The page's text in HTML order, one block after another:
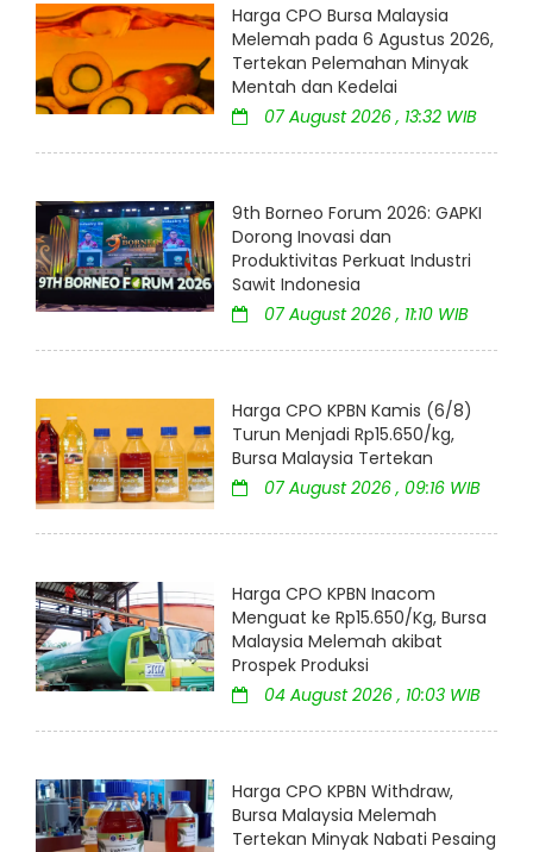
Harga CPO Bursa Malaysia
Melemah pada 6 Agustus 2026,
Tertekan Pelemahan Minyak
Mentah dan Kedelai
07 August 2026 , 13:32 WIB
9th Borneo Forum 2026: GAPKI
Dorong Inovasi dan
Produktivitas Perkuat Industri
Sawit Indonesia
07 August 2026 , 11:10 WIB
Harga CPO KPBN Kamis (6/8)
Turun Menjadi Rp15.650/kg,
Bursa Malaysia Tertekan
07 August 2026 , 09:16 WIB
Harga CPO KPBN Inacom
Menguat ke Rp15.650/Kg, Bursa
Malaysia Melemah akibat
Prospek Produksi
04 August 2026 , 10:03 WIB
Harga CPO KPBN Withdraw,
Bursa Malaysia Melemah
Tertekan Minyak Nabati Pesaing